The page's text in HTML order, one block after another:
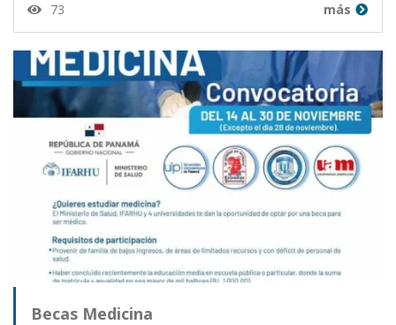
73 más
Becas Medicina